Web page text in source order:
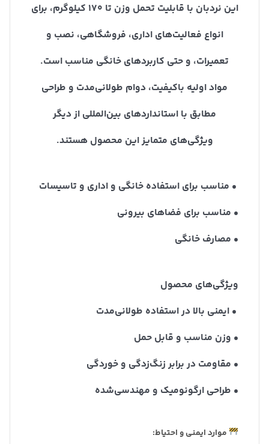
این نردبان با قابلیت تحمل وزن تا 170 کیلوگرم، برای
انواع فعالیت‌های اداری، فروشگاهی، نصب و
تعمیرات، و حتی کاربردهای خانگی مناسب است.
مواد اولیه باکیفیت، دوام طولانی‌مدت و طراحی
مطابق با استانداردهای بین‌المللی از دیگر
ویژگی‌های متمایز این محصول هستند.
• مناسب برای استفاده خانگی و اداری و تاسیسات
• مناسب برای فضاهای بیرونی
• مصارف خانگی
ویژگی‌های محصول
• ایمنی بالا در استفاده طولانی‌مدت
• وزن مناسب و قابل حمل
• مقاومت در برابر زنگ‌زدگی و خوردگی
• طراحی ارگونومیک و مهندسی‌شده
موارد ایمنی و احتیاط: